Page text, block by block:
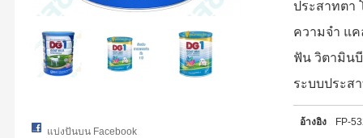
แบ่งปันบน Facebook
ประสาทตา
ความจำ แค
ฟัน วิตามิน
ระบบประส
อ้างอิง FP-